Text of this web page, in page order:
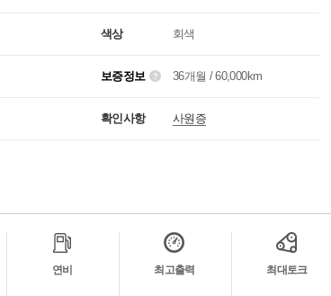
색상 회색
보증정보 36개월 / 60,000km
확인사항 사원증
연비 최고출력 최대토크